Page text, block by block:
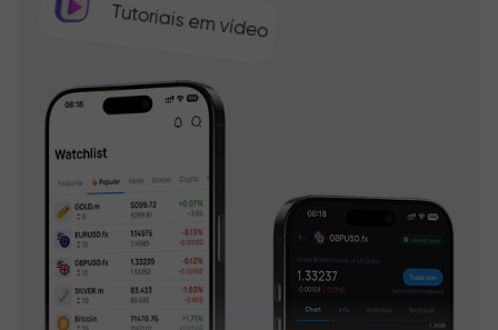
Tutoriais em vídeo